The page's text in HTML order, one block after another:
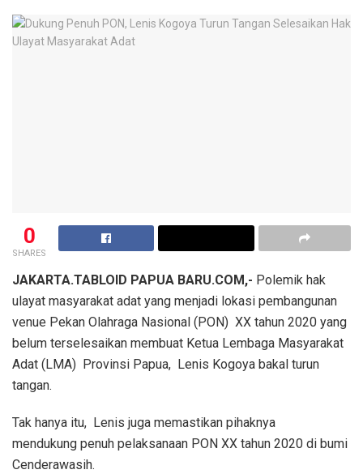
0
SHARES
JAKARTA.TABLOID PAPUA BARU.COM,- Polemik hak
ulayat masyarakat adat yang menjadi lokasi pembangunan
venue Pekan Olahraga Nasional (PON) XX tahun 2020 yang
belum terselesaikan membuat Ketua Lembaga Masyarakat
Adat (LMA) Provinsi Papua, Lenis Kogoya bakal turun
tangan.
Tak hanya itu, Lenis juga memastikan pihaknya
mendukung penuh pelaksanaan PON XX tahun 2020 di bumi
Cenderawasih.